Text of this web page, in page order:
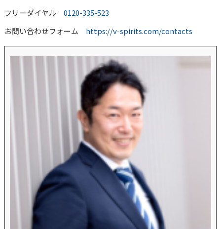
フリーダイヤル 0120-335-523
お問い合わせフォーム https://v-spirits.com/contacts